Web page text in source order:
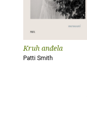
Kruh anđela
Patti Smith